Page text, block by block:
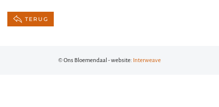
TERUG
© Ons Bloemendaal - website: Interweave